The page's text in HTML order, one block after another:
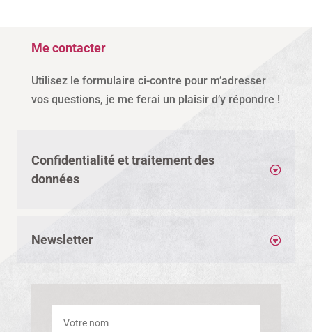
Me contacter
Utilisez le formulaire ci-contre pour m’adresser
vos questions, je me ferai un plaisir d’y répondre !
Confidentialité et traitement des
données
Newsletter